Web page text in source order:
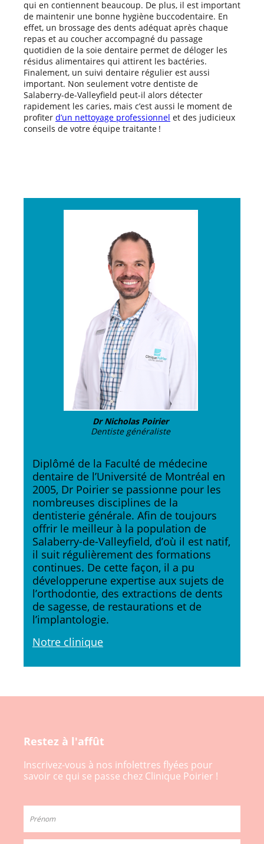
qui en contiennent beaucoup. De plus, il est important
de maintenir une bonne hygiène buccodentaire. En
effet, un brossage des dents adéquat après chaque
repas et au coucher accompagné du passage
quotidien de la soie dentaire permet de déloger les
résidus alimentaires qui attirent les bactéries.
Finalement, un suivi dentaire régulier est aussi
important. Non seulement votre dentiste de
Salaberry-de-Valleyfield peut-il alors détecter
rapidement les caries, mais c’est aussi le moment de
profiter d’un nettoyage professionnel et des judicieux
conseils de votre équipe traitante !
Dr Nicholas Poirier
Dentiste généraliste
Diplômé de la Faculté de médecine
dentaire de l’Université de Montréal en
2005, Dr Poirier se passionne pour les
nombreuses disciplines de la
dentisterie générale. Afin de toujours
offrir le meilleur à la population de
Salaberry-de-Valleyfield, d’où il est natif,
il suit régulièrement des formations
continues. De cette façon, il a pu
développerune expertise aux sujets de
l’orthodontie, des extractions de dents
de sagesse, de restaurations et de
l’implantologie.
Notre clinique
Restez à l'affût
Inscrivez-vous à nos infolettres flyées pour
savoir ce qui se passe chez Clinique Poirier !